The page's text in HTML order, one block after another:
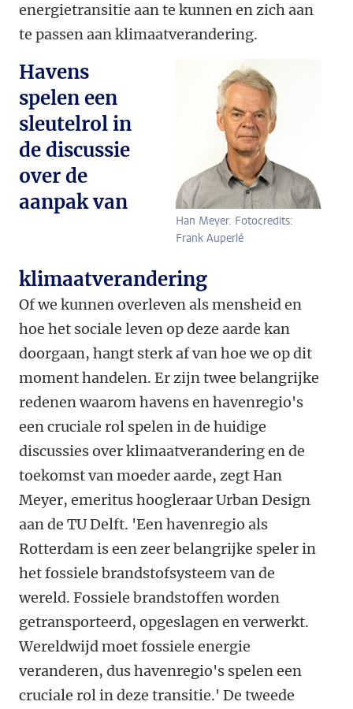
energietransitie aan te kunnen en zich aan
te passen aan klimaatverandering.
Han Meyer. Fotocredits:
Frank Auperlé
Havens
spelen een
sleutelrol in
de discussie
over de
aanpak van
klimaatverandering
Of we kunnen overleven als mensheid en
hoe het sociale leven op deze aarde kan
doorgaan, hangt sterk af van hoe we op dit
moment handelen. Er zijn twee belangrijke
redenen waarom havens en havenregio's
een cruciale rol spelen in de huidige
discussies over klimaatverandering en de
toekomst van moeder aarde, zegt Han
Meyer, emeritus hoogleraar Urban Design
aan de TU Delft. 'Een havenregio als
Rotterdam is een zeer belangrijke speler in
het fossiele brandstofsysteem van de
wereld. Fossiele brandstoffen worden
getransporteerd, opgeslagen en verwerkt.
Wereldwijd moet fossiele energie
veranderen, dus havenregio's spelen een
cruciale rol in deze transitie.' De tweede